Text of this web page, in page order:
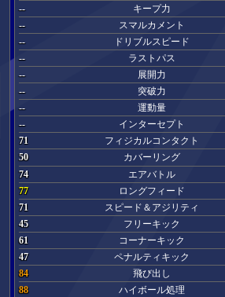
--
キープ力
--
スマルカメント
--
ドリブルスピード
--
ラストパス
--
展開力
--
突破力
--
運動量
--
インターセプト
71
フィジカルコンタクト
50
カバーリング
74
エアバトル
77
ロングフィード
71
スピード＆アジリティ
45
フリーキック
61
コーナーキック
47
ペナルティキック
84
飛び出し
88
ハイボール処理